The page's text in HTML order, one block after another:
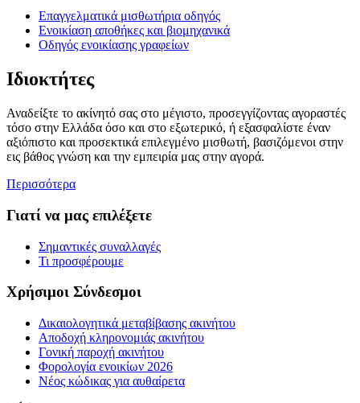
Επαγγελματικά μισθωτήρια οδηγός
Ενοικίαση αποθήκες και βιομηχανικά
Οδηγός ενοικίασης γραφείων
Ιδιοκτήτες
Αναδείξτε το ακίνητό σας στο μέγιστο, προσεγγίζοντας αγοραστές
τόσο στην Ελλάδα όσο και στο εξωτερικό, ή εξασφαλίστε έναν
αξιόπιστο και προσεκτικά επιλεγμένο μισθωτή, βασιζόμενοι στην
εις βάθος γνώση και την εμπειρία μας στην αγορά.
Περισσότερα
Γιατί να μας επιλέξετε
Σημαντικές συναλλαγές
Τι προσφέρουμε
Χρήσιμοι Σύνδεσμοι
Δικαιολογητικά μεταβίβασης ακινήτου
Αποδοχή κληρονομιάς ακινήτου
Γονική παροχή ακινήτου
Φορολογία ενοικίων 2026
Νέος κώδικας για αυθαίρετα